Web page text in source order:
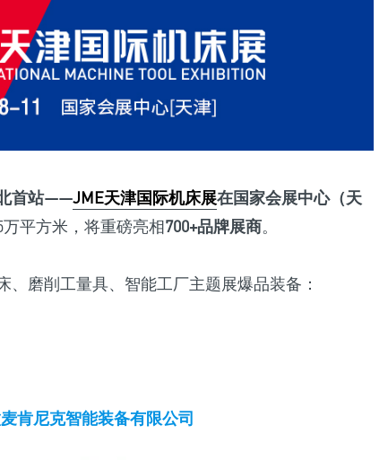
北首站——JME天津国际机床展在国家会展中心（天
平方米，将重磅亮相700+品牌展商。
磨削工量具、智能工厂主题展爆品装备：
肯尼克智能装备有限公司